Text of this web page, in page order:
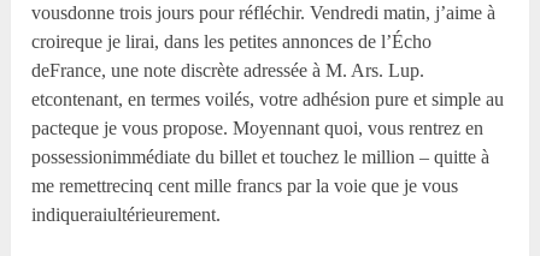
vousdonne trois jours pour réfléchir. Vendredi matin, j’aime à
croireque je lirai, dans les petites annonces de l’Écho
deFrance, une note discrète adressée à M. Ars. Lup.
etcontenant, en termes voilés, votre adhésion pure et simple au
pacteque je vous propose. Moyennant quoi, vous rentrez en
possessionimmédiate du billet et touchez le million – quitte à
me remettrecinq cent mille francs par la voie que je vous
indiqueraiultérieurement.